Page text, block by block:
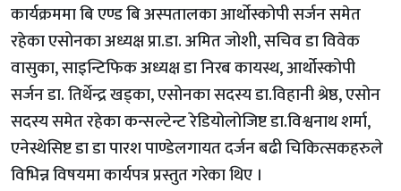
कार्यक्रममा बि एण्ड बि अस्पतालका आर्थोस्कोपी सर्जन समेत
रहेका एसोनका अध्यक्ष प्रा.डा. अमित जोशी, सचिव डा विवेक
वासुका, साइन्टिफिक अध्यक्ष डा निरब कायस्थ, आर्थोस्कोपी
सर्जन डा. तिर्थेन्द्र खड्का, एसोनका सदस्य डा.विहानी श्रेष्ठ, एसोन
सदस्य समेत रहेका कन्सल्टेन्ट रेडियोलोजिष्ट डा.विश्वनाथ शर्मा,
एनेस्थेसिष्ट डा डा पारश पाण्डेलगायत दर्जन बढी चिकित्सकहरुले
विभिन्न विषयमा कार्यपत्र प्रस्तुत गरेका थिए ।